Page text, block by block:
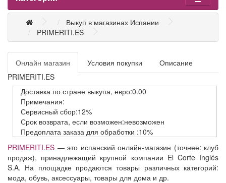
Выкуп в магазинах Испании
PRIMERITI.ES
Онлайн магазин Условия покупки
Описание
PRIMERITI.ES
Доставка по стране выкупа, евро:0.00
Примечания:
Сервисный сбор:12%
Срок возврата, если возможен:невозможен
Предоплата заказа для обработки :10%
PRIMERITI.ES — это испанский онлайн-магазин (точнее: клуб
продаж), принадлежащий крупной компании El Corte Inglés
S.A. На площадке продаются товары различных категорий:
мода, обувь, аксессуары, товары для дома и др.